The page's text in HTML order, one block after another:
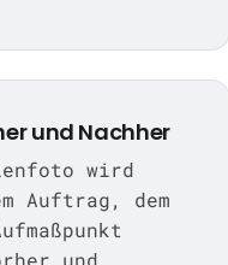
und Nachher
wird
Auftrag, dem
und